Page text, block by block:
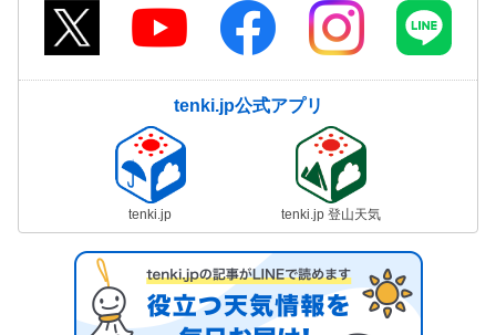
tenki.jp公式アプリ
tenki.jp tenki.jp 登山天気